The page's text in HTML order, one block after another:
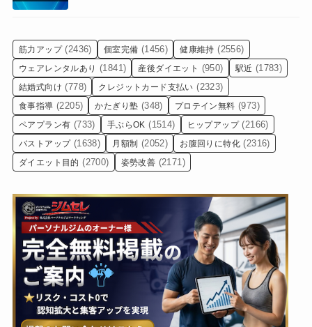
筋力アップ (2436) 個室完備 (1456) 健康維持 (2556)
ウェアレンタルあり (1841) 産後ダイエット (950) 駅近 (1783)
結婚式向け (778) クレジットカード支払い (2323)
食事指導 (2205) かたぎり塾 (348) プロテイン無料 (973)
ペアプラン有 (733) 手ぶらOK (1514) ヒップアップ (2166)
バストアップ (1638) 月額制 (2052) お腹回りに特化 (2316)
ダイエット目的 (2700) 姿勢改善 (2171)